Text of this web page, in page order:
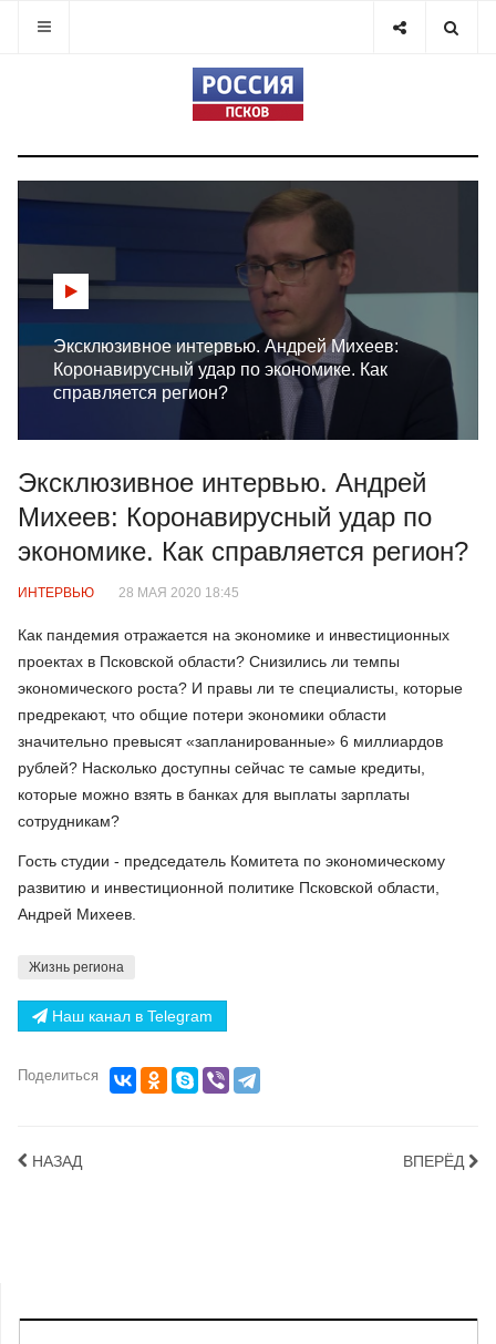
Эксклюзивное интервью. Андрей Михеев:
Коронавирусный удар по экономике. Как
справляется регион?
Эксклюзивное интервью. Андрей
Михеев: Коронавирусный удар по
экономике. Как справляется регион?
ИНТЕРВЬЮ 28 МАЯ 2020 18:45
Как пандемия отражается на экономике и инвестиционных
проектах в Псковской области? Снизились ли темпы
экономического роста? И правы ли те специалисты, которые
предрекают, что общие потери экономики области
значительно превысят «запланированные» 6 миллиардов
рублей? Насколько доступны сейчас те самые кредиты,
которые можно взять в банках для выплаты зарплаты
сотрудникам?
Гость студии - председатель Комитета по экономическому
развитию и инвестиционной политике Псковской области,
Андрей Михеев.
Жизнь региона
Наш канал в Telegram
Поделиться
НАЗАД ВПЕРЁД